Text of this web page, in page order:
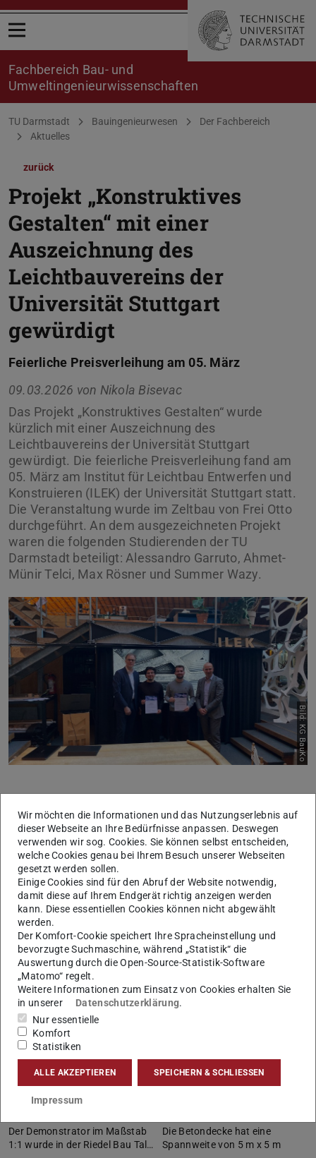
Menü öffnen
Fachbereich Bau- und
Umweltingenieurwissenschaften
Sie befinden sich hier:
TU Darmstadt Bauingenieurwesen
Der Fachbereich
Aktuelles
zurück
Projekt „Konstruktives
Gestalten“ mit einer
Auszeichnung des
Leichtbauvereins der
Universität Stuttgart
gewürdigt
Feierliche Preisverleihung am 05. März
09.03.2026 von Nikola Bisevac
Das Projekt „Konstruktives Gestalten“ wurde
kürzlich mit einer Auszeichnung des
Leichtbauvereins der Universität Stuttgart
gewürdigt. Die feierliche Preisverleihung fand am
05. März am Institut für Leichtbau Entwerfen und
Konstruieren (ILEK) der Universität Stuttgart statt.
Die Veranstaltung wurde im Zeltbau von Frei Otto
durchgeführt. An dem ausgezeichneten Projekt
waren die folgenden Studierenden der TU
Darmstadt beteiligt: Alessandro Garruto, Ahmet-
Münir Telci, Max Rösner und Summer Wazy.
Bild: KG BauKo
Zurück Vor
neuen Generation von Betondecken. Im Mittelpunkt steht
dabei ein innovativer Ansatz, bei dem die Strukturen
topologieoptimiert, ressourcenschonend konzipiert und
vollständig mittels 3D-Druck hergestellt werden. Ziel ist
es, Material effizienter einzusetzen und gleichzeitig neue
konstruktive Möglichkeiten im Bereich des digitalen
Bauens zu erschließen.
Bild: KG Bauko
Der Demonstrator im Maßstab
1:1 wurde in der Riedel Bau Tal…
Die Betondecke hat eine
Spannweite von 5 m x 5 m
Wir möchten die Informationen und das Nutzungserlebnis auf
dieser Webseite an Ihre Bedürfnisse anpassen. Deswegen
verwenden wir sog. Cookies. Sie können selbst entscheiden,
welche Cookies genau bei Ihrem Besuch unserer Webseiten
gesetzt werden sollen.
Einige Cookies sind für den Abruf der Website notwendig,
damit diese auf Ihrem Endgerät richtig anzeigen werden
kann. Diese essentiellen Cookies können nicht abgewählt
werden.
Der Komfort-Cookie speichert Ihre Spracheinstellung und
bevorzugte Suchmaschine, während „Statistik“ die
Auswertung durch die Open-Source-Statistik-Software
„Matomo“ regelt.
Weitere Informationen zum Einsatz von Cookies erhalten Sie
in unserer
Datenschutzerklärung.
Nur essentielle
Komfort
Statistiken
ALLE AKZEPTIEREN SPEICHERN & SCHLIESSEN
Impressum